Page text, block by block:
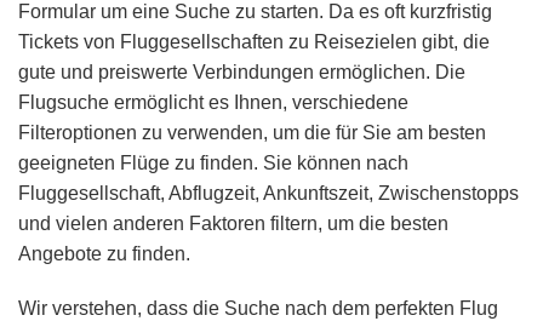
Formular um eine Suche zu starten. Da es oft kurzfristig
Tickets von Fluggesellschaften zu Reisezielen gibt, die
gute und preiswerte Verbindungen ermöglichen. Die
Flugsuche ermöglicht es Ihnen, verschiedene
Filteroptionen zu verwenden, um die für Sie am besten
geeigneten Flüge zu finden. Sie können nach
Fluggesellschaft, Abflugzeit, Ankunftszeit, Zwischenstopps
und vielen anderen Faktoren filtern, um die besten
Angebote zu finden.
Wir verstehen, dass die Suche nach dem perfekten Flug